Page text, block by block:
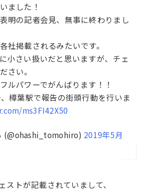
ました！
明の記者会見、無事に終わりまし
社掲載されるみたいです。
小さい扱いだと思いますが、チェ
さい。
ルパワーでがんばります！！
樟葉駅で報告の街頭行動を行いま
ms3FI42X50
(@ohashi_tomohiro) 2019年5月
ストが記載されていまして、